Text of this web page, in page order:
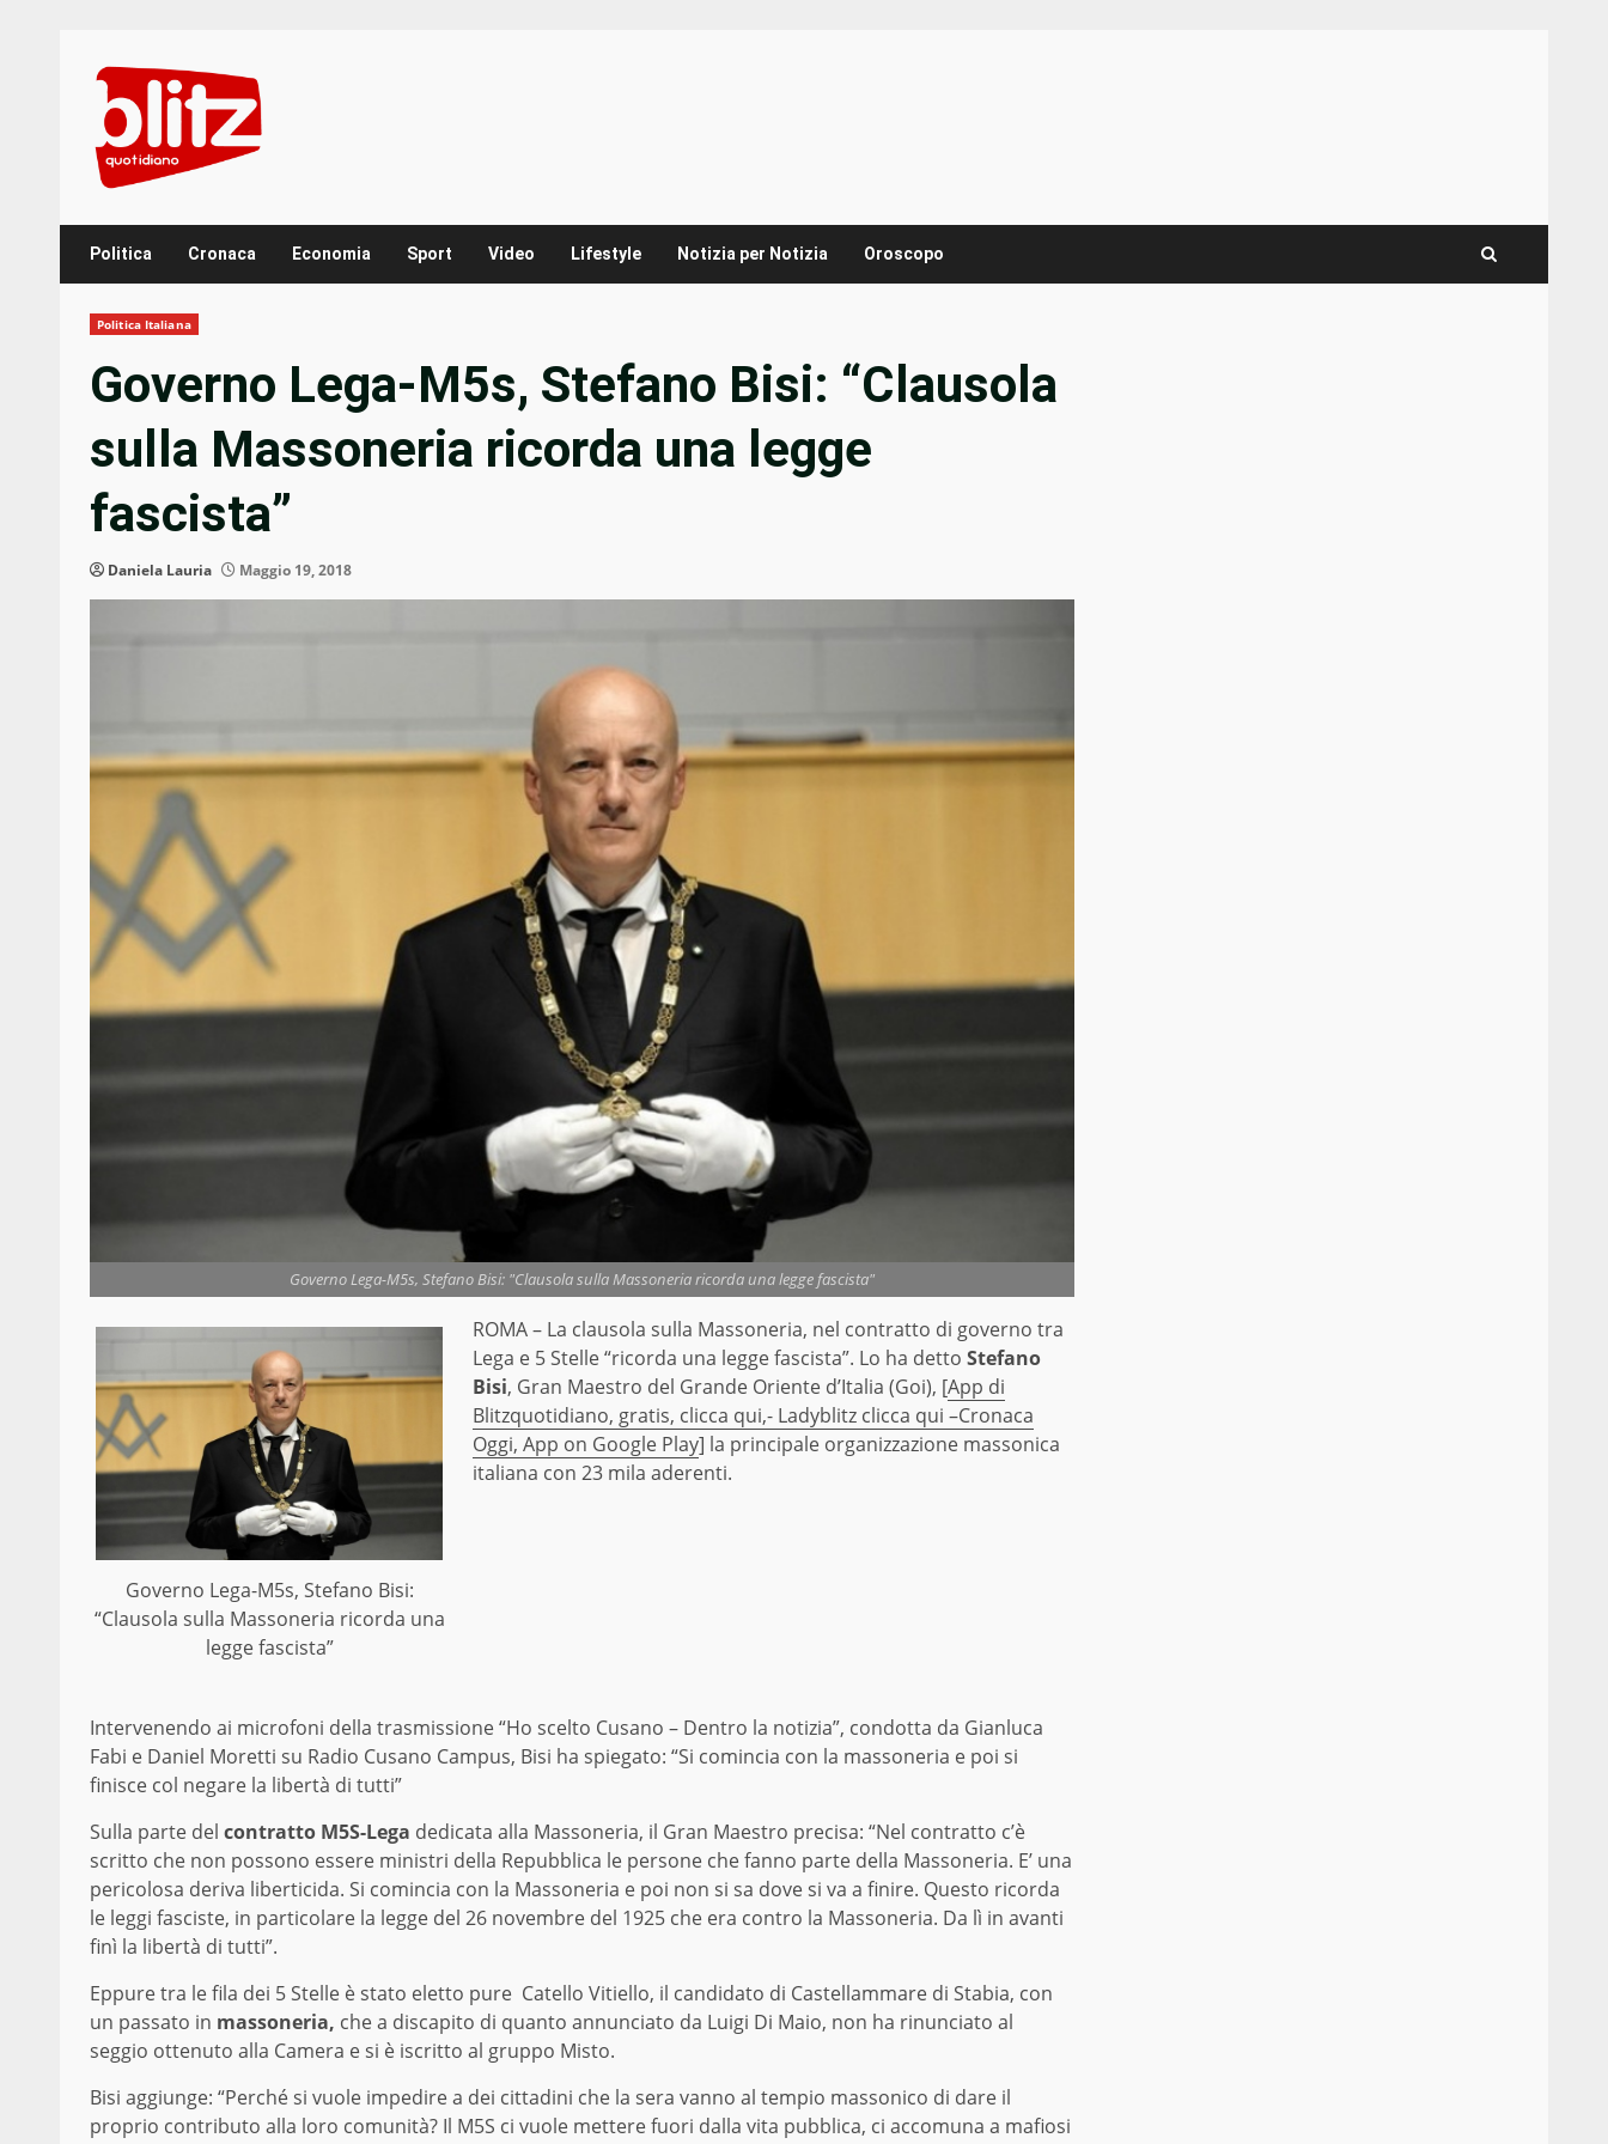
content
Politica Cronaca Economia Sport Video Lifestyle Notizia per Notizia Oroscopo
Politica Italiana
Governo Lega-M5s, Stefano Bisi: “Clausola
sulla Massoneria ricorda una legge
fascista”
Daniela Lauria Maggio 19, 2018
Governo Lega-M5s, Stefano Bisi: "Clausola sulla Massoneria ricorda una legge fascista"
Governo Lega-M5s, Stefano Bisi:
“Clausola sulla Massoneria ricorda una
legge fascista”
ROMA – La clausola sulla Massoneria, nel contratto di governo tra
Lega e 5 Stelle “ricorda una legge fascista”. Lo ha detto Stefano
Bisi, Gran Maestro del Grande Oriente d’Italia (Goi), [App di
Blitzquotidiano, gratis, clicca qui,- Ladyblitz clicca qui –Cronaca
Oggi, App on Google Play] la principale organizzazione massonica
italiana con 23 mila aderenti.
Intervenendo ai microfoni della trasmissione “Ho scelto Cusano – Dentro la notizia”, condotta da Gianluca
Fabi e Daniel Moretti su Radio Cusano Campus, Bisi ha spiegato: “Si comincia con la massoneria e poi si
finisce col negare la libertà di tutti”
Sulla parte del contratto M5S-Lega dedicata alla Massoneria, il Gran Maestro precisa: “Nel contratto c’è
scritto che non possono essere ministri della Repubblica le persone che fanno parte della Massoneria. E’ una
pericolosa deriva liberticida. Si comincia con la Massoneria e poi non si sa dove si va a finire. Questo ricorda
le leggi fasciste, in particolare la legge del 26 novembre del 1925 che era contro la Massoneria. Da lì in avanti
finì la libertà di tutti”.
Eppure tra le fila dei 5 Stelle è stato eletto pure Catello Vitiello, il candidato di Castellammare di Stabia, con
un passato in massoneria, che a discapito di quanto annunciato da Luigi Di Maio, non ha rinunciato al
seggio ottenuto alla Camera e si è iscritto al gruppo Misto.
Bisi aggiunge: “Perché si vuole impedire a dei cittadini che la sera vanno al tempio massonico di dare il
proprio contributo alla loro comunità? Il M5S ci vuole mettere fuori dalla vita pubblica, ci accomuna a mafiosi